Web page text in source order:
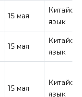
15 мая
язык
15 мая
язык
15 мая
язык